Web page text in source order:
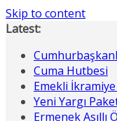
Skip to content
Latest:
Cuma Hutbesi
Emekli
Yeni Yargı
Ermenek